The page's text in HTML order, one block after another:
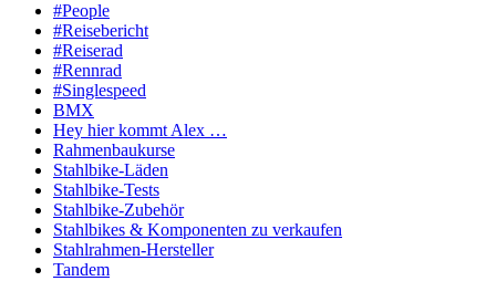
#People
#Reisebericht
#Reiserad
#Rennrad
#Singlespeed
BMX
Hey hier kommt Alex …
Rahmenbaukurse
Stahlbike-Läden
Stahlbike-Tests
Stahlbike-Zubehör
Stahlbikes & Komponenten zu verkaufen
Stahlrahmen-Hersteller
Tandem